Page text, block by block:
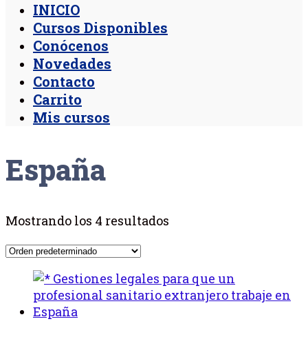
INICIO
Cursos Disponibles
Conócenos
Novedades
Contacto
Carrito
Mis cursos
España
Mostrando los 4 resultados